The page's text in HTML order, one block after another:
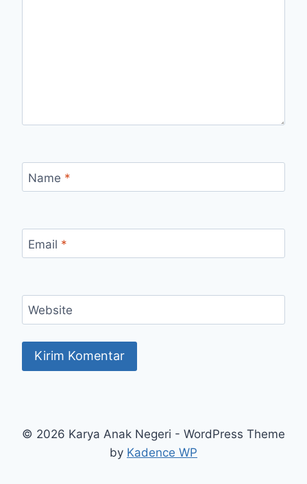
Name *
Email *
Website
© 2026 Karya Anak Negeri - WordPress Theme
by Kadence WP